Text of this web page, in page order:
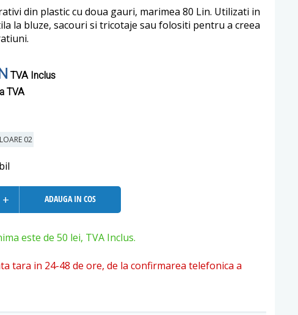
din plastic cu doua gauri, marimea 80 Lin. Utilizati in
la bluze, sacouri si tricotaje sau folositi pentru a creea
TVA Inclus
TVA
02
+ ADAUGA IN COS
este de 50 lei, TVA Inclus.
tara in 24-48 de ore, de la confirmarea telefonica a